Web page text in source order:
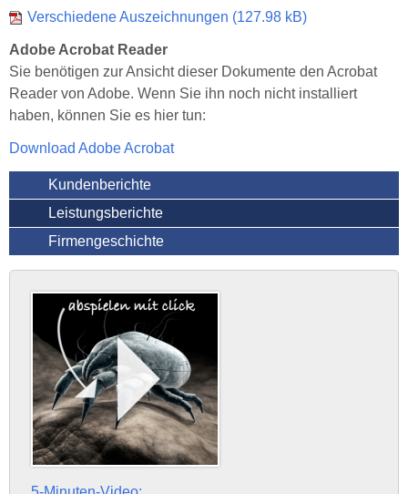
Verschiedene Auszeichnungen (127.98 kB)
Adobe Acrobat Reader
Sie benötigen zur Ansicht dieser Dokumente den Acrobat
Reader von Adobe. Wenn Sie ihn noch nicht installiert
haben, können Sie es hier tun:
Download Adobe Acrobat
Kundenberichte
Leistungsberichte
Firmengeschichte